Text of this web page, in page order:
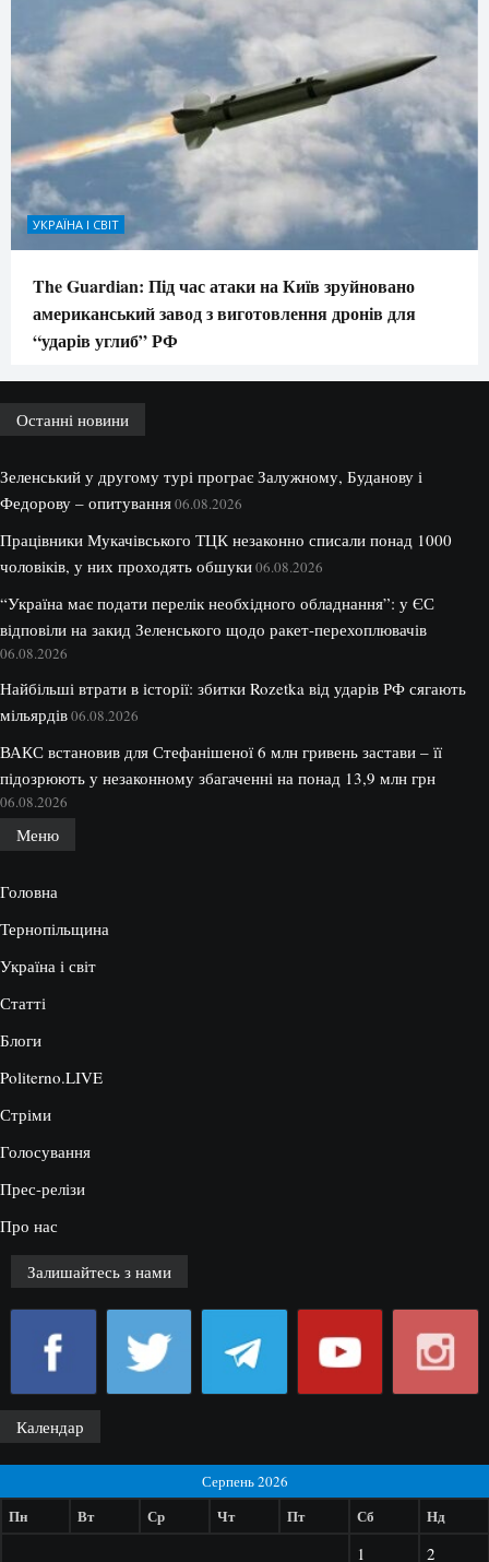
УКРАЇНА І СВІТ
The Guardian: Під час атаки на Київ зруйновано
американський завод з виготовлення дронів для
“ударів углиб” РФ
Останні новини
Зеленський у другому турі програє Залужному, Буданову і
Федорову – опитування06.08.2026
Працівники Мукачівського ТЦК незаконно списали понад 1000
чоловіків, у них проходять обшуки06.08.2026
“Україна має подати перелік необхідного обладнання”: у ЄС
відповіли на закид Зеленського щодо ракет-перехоплювачів
06.08.2026
Найбільші втрати в історії: збитки Rozetka від ударів РФ сягають
мільярдів06.08.2026
ВАКС встановив для Стефанішеної 6 млн гривень застави – її
підозрюють у незаконному збагаченні на понад 13,9 млн грн
06.08.2026
Меню
Головна
Тернопільщина
Україна і світ
Статті
Блоги
Politerno.LIVE
Стріми
Голосування
Прес-релізи
Про нас
Залишайтесь з нами
Календар
Серпень 2026
Пн Вт Ср Чт Пт Сб Нд
1 2